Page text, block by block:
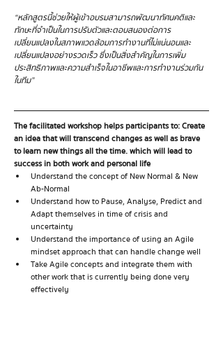
“หลักสูตรนี้ช่วยให้ผู้เข้าอบรมสามารถพัฒนาทัศนคติและ
ทักษะที่จำเป็นในการปรับตัวและตอบสนองต่อการ
เปลี่ยนแปลงในสภาพแวดล้อมการทำงานที่ไม่แน่นอนและ
เปลี่ยนแปลงอย่างรวดเร็ว ซึ่งเป็นสิ่งสำคัญในการเพิ่ม
ประสิทธิภาพและความสำเร็จในอาชีพและการทำงานร่วมกัน
ในทีม”
The facilitated workshop helps participants to: Create
an idea that will transcend changes as well as brave
to learn new things all the time. which will lead to
success in both work and personal life
Understand the concept of New Normal & New
Ab-Normal
Understand how to Pause, Analyse, Predict and
Adapt themselves in time of crisis and
uncertainty
Understand the importance of using an Agile
mindset approach that can handle change well
Take Agile concepts and integrate them with
other work that is currently being done very
effectively